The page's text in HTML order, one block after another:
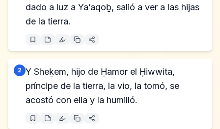
dado a luz a Ya’aqoḇ, salió a ver a las hijas
de la tierra.
2 Y Sheḵem, hijo de Ḥamor el Ḥiwwita,
príncipe de la tierra, la vio, la tomó, se
acostó con ella y la humilló.